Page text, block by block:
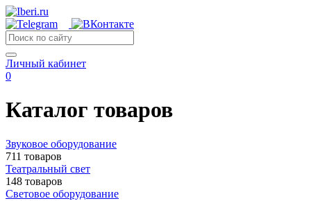
Личный кабинет
0
Каталог товаров
Звуковое оборудование
711 товаров
Театральный свет
148 товаров
Световое оборудование